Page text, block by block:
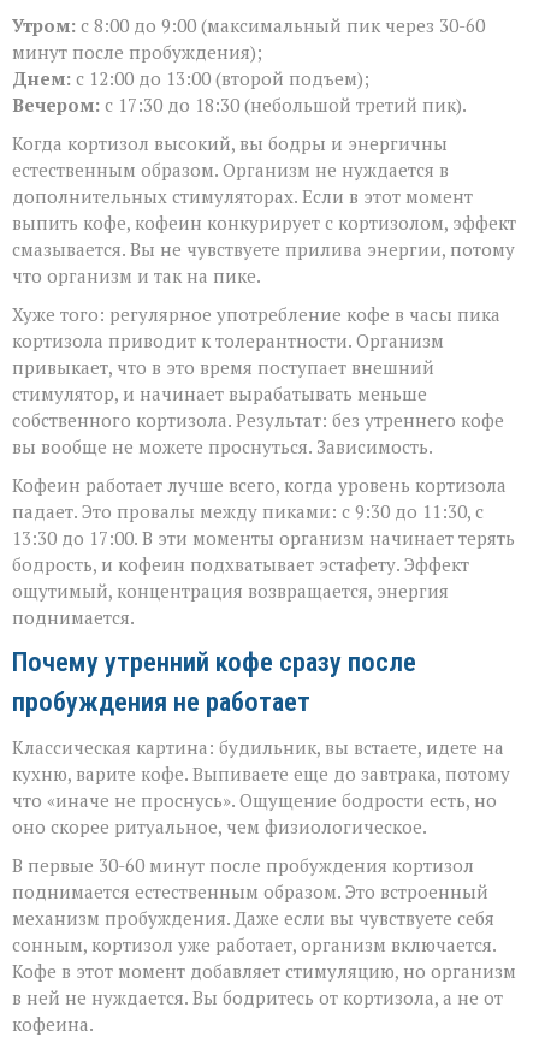
Утром: с 8:00 до 9:00 (максимальный пик через 30-60
минут после пробуждения);
Днем: с 12:00 до 13:00 (второй подъем);
Вечером: с 17:30 до 18:30 (небольшой третий пик).
Когда кортизол высокий, вы бодры и энергичны
естественным образом. Организм не нуждается в
дополнительных стимуляторах. Если в этот момент
выпить кофе, кофеин конкурирует с кортизолом, эффект
смазывается. Вы не чувствуете прилива энергии, потому
что организм и так на пике.
Хуже того: регулярное употребление кофе в часы пика
кортизола приводит к толерантности. Организм
привыкает, что в это время поступает внешний
стимулятор, и начинает вырабатывать меньше
собственного кортизола. Результат: без утреннего кофе
вы вообще не можете проснуться. Зависимость.
Кофеин работает лучше всего, когда уровень кортизола
падает. Это провалы между пиками: с 9:30 до 11:30, с
13:30 до 17:00. В эти моменты организм начинает терять
бодрость, и кофеин подхватывает эстафету. Эффект
ощутимый, концентрация возвращается, энергия
поднимается.
Почему утренний кофе сразу после
пробуждения не работает
Классическая картина: будильник, вы встаете, идете на
кухню, варите кофе. Выпиваете еще до завтрака, потому
что «иначе не проснусь». Ощущение бодрости есть, но
оно скорее ритуальное, чем физиологическое.
В первые 30-60 минут после пробуждения кортизол
поднимается естественным образом. Это встроенный
механизм пробуждения. Даже если вы чувствуете себя
сонным, кортизол уже работает, организм включается.
Кофе в этот момент добавляет стимуляцию, но организм
в ней не нуждается. Вы бодритесь от кортизола, а не от
кофеина.